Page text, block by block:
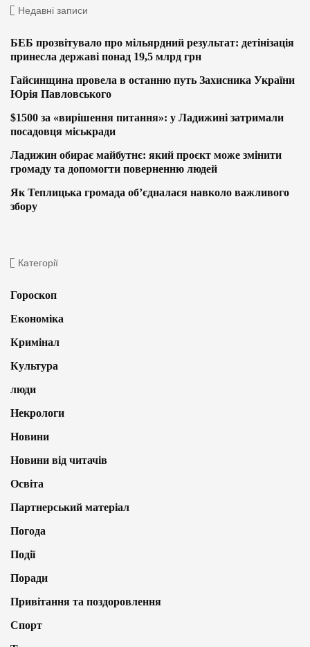
Недавні записи
БЕБ прозвітувало про мільярдний результат: детінізація
принесла державі понад 19,5 млрд грн
Гайсинщина провела в останню путь Захисника України
Юрія Павловського
$1500 за «вирішення питання»: у Ладижині затримали
посадовця міськради
Ладижин обирає майбутнє: який проєкт може змінити
громаду та допомогти поверненню людей
Як Теплицька громада об’єдналася навколо важливого
збору
Категорії
Гороскоп
Економіка
Кримінал
Культура
люди
Некрологи
Новини
Новини від читачів
Освіта
Партнерський матеріал
Погода
Події
Поради
Привітання та поздоровлення
Спорт